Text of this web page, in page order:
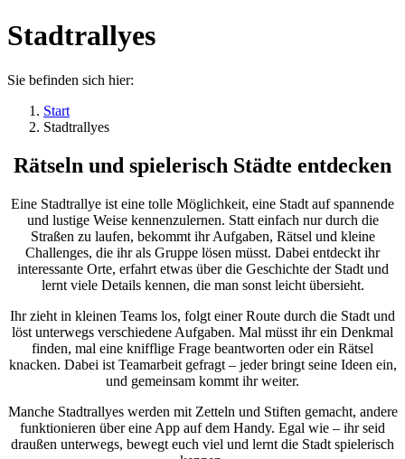
Stadtrallyes
Sie befinden sich hier:
Start
Stadtrallyes
Rätseln und spielerisch Städte entdecken
Eine Stadtrallye ist eine tolle Möglichkeit, eine Stadt auf spannende
und lustige Weise kennenzulernen. Statt einfach nur durch die
Straßen zu laufen, bekommt ihr Aufgaben, Rätsel und kleine
Challenges, die ihr als Gruppe lösen müsst. Dabei entdeckt ihr
interessante Orte, erfahrt etwas über die Geschichte der Stadt und
lernt viele Details kennen, die man sonst leicht übersieht.
Ihr zieht in kleinen Teams los, folgt einer Route durch die Stadt und
löst unterwegs verschiedene Aufgaben. Mal müsst ihr ein Denkmal
finden, mal eine knifflige Frage beantworten oder ein Rätsel
knacken. Dabei ist Teamarbeit gefragt – jeder bringt seine Ideen ein,
und gemeinsam kommt ihr weiter.
Manche Stadtrallyes werden mit Zetteln und Stiften gemacht, andere
funktionieren über eine App auf dem Handy. Egal wie – ihr seid
draußen unterwegs, bewegt euch viel und lernt die Stadt spielerisch